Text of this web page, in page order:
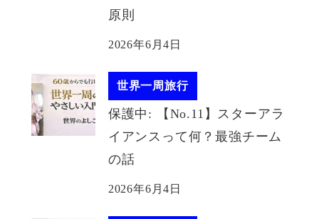
原則
2026年6月4日
世界一周旅行
保護中: 【No.11】スターアラ
イアンスって何？最強チーム
の話
2026年6月4日